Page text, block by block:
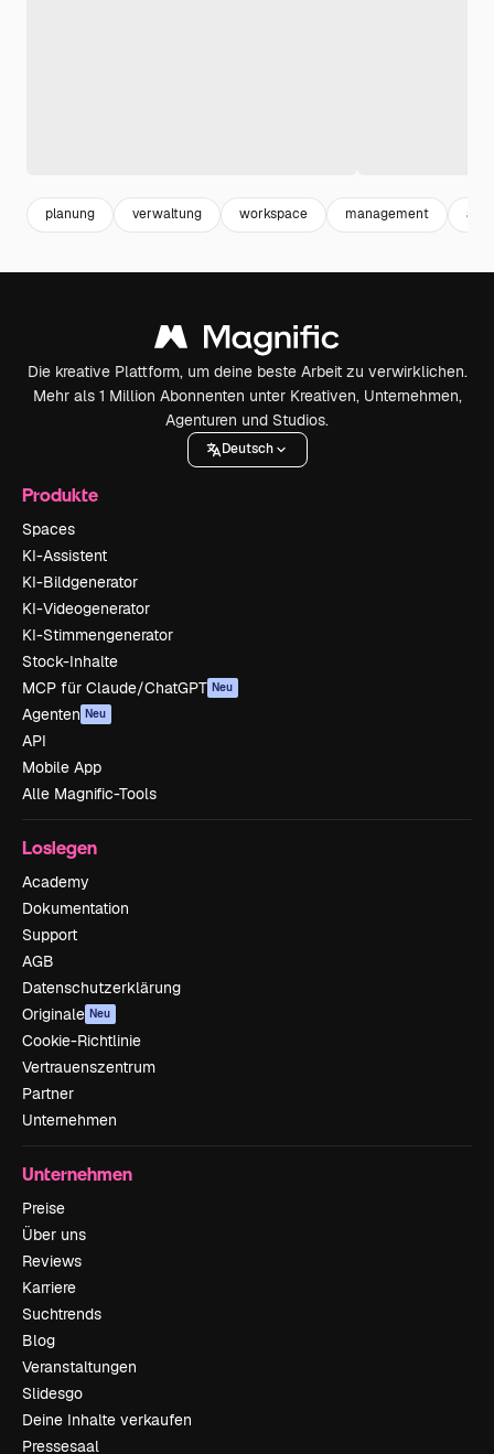
planung verwaltung workspace management
Die kreative Plattform, um deine beste Arbeit zu verwirklichen.
Mehr als 1 Million Abonnenten unter Kreativen, Unternehmen,
Agenturen und Studios.
Deutsch
Produkte
Spaces
KI-Assistent
KI-Bildgenerator
KI-Videogenerator
KI-Stimmengenerator
Stock-Inhalte
MCP für Claude/ChatGPT Neu
Agenten Neu
API
Mobile App
Alle Magnific-Tools
Loslegen
Academy
Dokumentation
Support
AGB
Datenschutzerklärung
Originale Neu
Cookie-Richtlinie
Vertrauenszentrum
Partner
Unternehmen
Unternehmen
Preise
Über uns
Reviews
Karriere
Suchtrends
Blog
Veranstaltungen
Slidesgo
Deine Inhalte verkaufen
Pressesaal